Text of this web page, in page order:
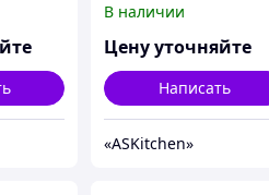
полки ASKitchen ASKO-
14/7
В наличии
Цену уточняйте
Написать
«ASKitсhen»